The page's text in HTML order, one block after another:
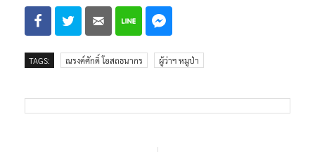
TAGS: ณรงค์ศักดิ์ โอสถธนากร ผู้ว่าฯ หมูป่า